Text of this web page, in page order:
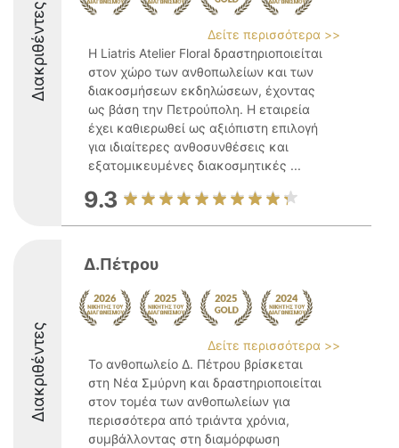
Διακριθέντες
Δείτε περισσότερα >>
Η Liatris Atelier Floral δραστηριοποιείται
στον χώρο των ανθοπωλείων και των
διακοσμήσεων εκδηλώσεων, έχοντας
ως βάση την Πετρούπολη. Η εταιρεία
έχει καθιερωθεί ως αξιόπιστη επιλογή
για ιδιαίτερες ανθοσυνθέσεις και
εξατομικευμένες διακοσμητικές ...
9.3
Διακριθέντες
Δ.Πέτρου
Δείτε περισσότερα >>
Το ανθοπωλείο Δ. Πέτρου βρίσκεται
στη Νέα Σμύρνη και δραστηριοποιείται
στον τομέα των ανθοπωλείων για
περισσότερα από τριάντα χρόνια,
συμβάλλοντας στη διαμόρφωση